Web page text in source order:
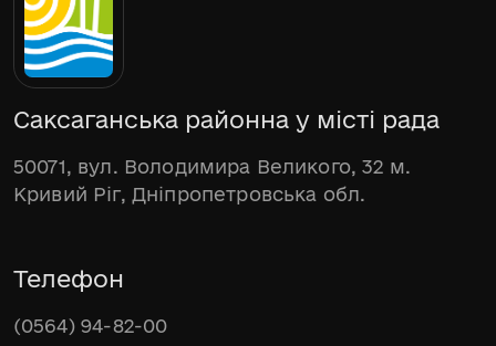
Саксаганська районна у місті рада
50071, вул. Володимира Великого, 32 м.
Кривий Ріг, Дніпропетровська обл.
Телефон
(0564) 94-82-00